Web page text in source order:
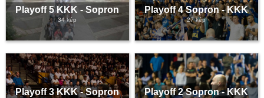
Playoff 5 KKK - Sopron
34 kép
Playoff 4 Sopron - KKK
27 kép
Playoff 3 KKK - Sopron Playoff 2 Sopron - KKK